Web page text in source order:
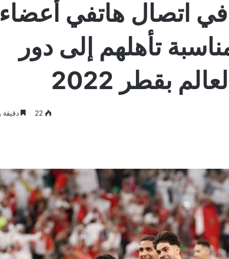
اتصال هاتفي أعضاء
تأهلهم إلى دور
بقطر 2022
22 دقيقة